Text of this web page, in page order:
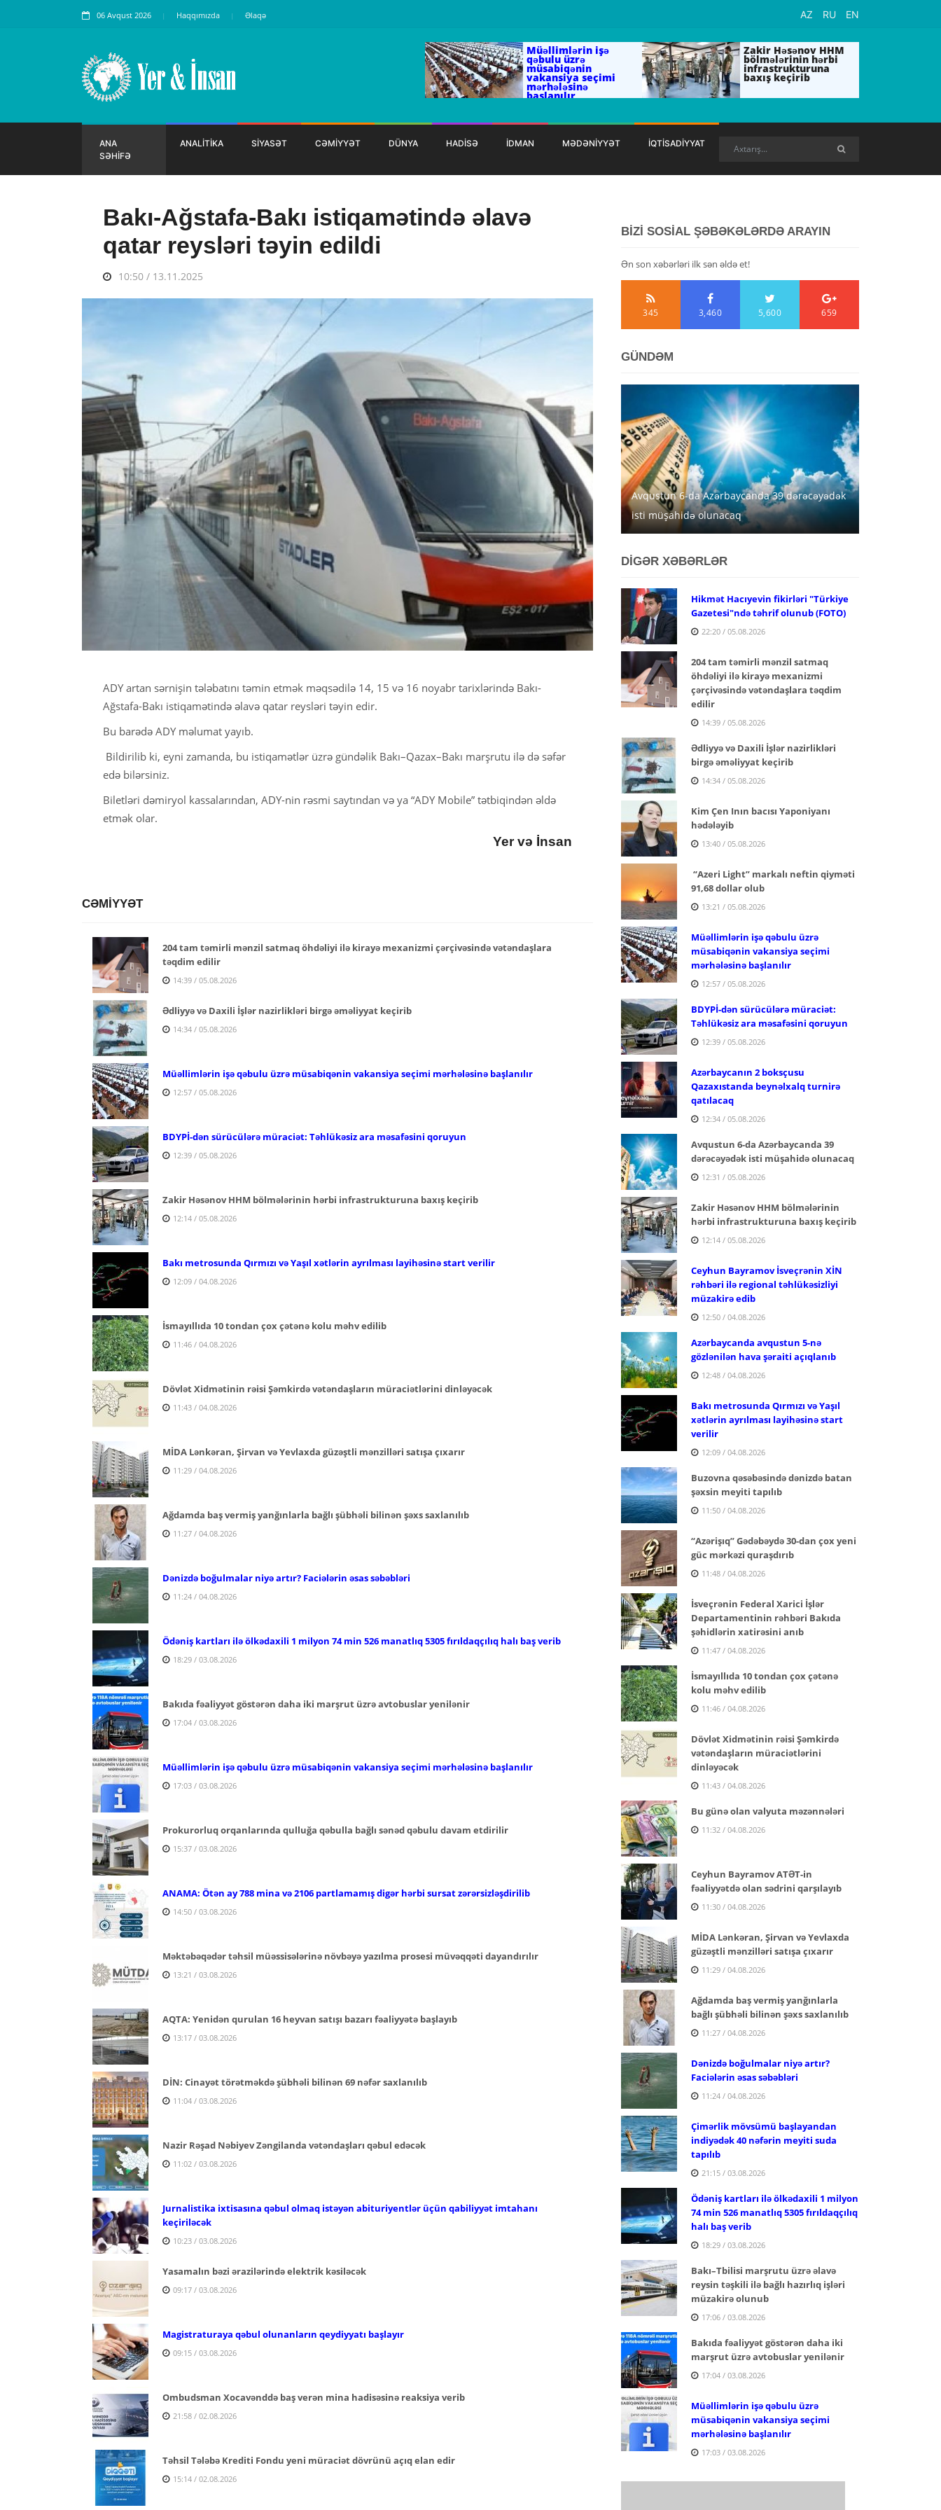
06 Avqust 2026 Haqqımızda Əlaqə AZ RU EN
Müəllimlərin işə
qəbulu üzrə
müsabiqənin
vakansiya seçimi
mərhələsinə
başlanılır
Zakir Həsənov HHM
bölmələrinin hərbi
infrastrukturuna
baxış keçirib
ANA
SƏHİFƏ
ANALİTİKA SİYASƏT CƏMİYYƏT DÜNYA HADİSƏ İDMAN MƏDƏNİYYƏT İQTİSADİYYAT
Bakı-Ağstafa-Bakı istiqamətində əlavə
qatar reysləri təyin edildi
10:50 / 13.11.2025
ADY artan sərnişin tələbatını təmin etmək məqsədilə 14, 15 və 16 noyabr tarixlərində Bakı-
Ağstafa-Bakı istiqamətində əlavə qatar reysləri təyin edir.
Bu barədə ADY məlumat yayıb.
Bildirilib ki, eyni zamanda, bu istiqamətlər üzrə gündəlik Bakı–Qazax–Bakı marşrutu ilə də səfər
edə bilərsiniz.
Biletləri dəmiryol kassalarından, ADY-nin rəsmi saytından və ya “ADY Mobile” tətbiqindən əldə
etmək olar.
Yer və İnsan
CƏMİYYƏT
204 tam təmirli mənzil satmaq öhdəliyi ilə kirayə mexanizmi çərçivəsində vətəndaşlara
təqdim edilir
14:39 / 05.08.2026
Ədliyyə və Daxili İşlər nazirlikləri birgə əməliyyat keçirib
14:34 / 05.08.2026
Müəllimlərin işə qəbulu üzrə müsabiqənin vakansiya seçimi mərhələsinə başlanılır
12:57 / 05.08.2026
BDYPİ-dən sürücülərə müraciət: Təhlükəsiz ara məsafəsini qoruyun
12:39 / 05.08.2026
Zakir Həsənov HHM bölmələrinin hərbi infrastrukturuna baxış keçirib
12:14 / 05.08.2026
Bakı metrosunda Qırmızı və Yaşıl xətlərin ayrılması layihəsinə start verilir
12:09 / 04.08.2026
İsmayıllıda 10 tondan çox çətənə kolu məhv edilib
11:46 / 04.08.2026
Dövlət Xidmətinin rəisi Şəmkirdə vətəndaşların müraciətlərini dinləyəcək
11:43 / 04.08.2026
MİDA Lənkəran, Şirvan və Yevlaxda güzəştli mənzilləri satışa çıxarır
11:29 / 04.08.2026
Ağdamda baş vermiş yanğınlarla bağlı şübhəli bilinən şəxs saxlanılıb
11:27 / 04.08.2026
Dənizdə boğulmalar niyə artır? Faciələrin əsas səbəbləri
11:24 / 04.08.2026
Ödəniş kartları ilə ölkədaxili 1 milyon 74 min 526 manatlıq 5305 fırıldaqçılıq halı baş verib
18:29 / 03.08.2026
Bakıda fəaliyyət göstərən daha iki marşrut üzrə avtobuslar yenilənir
17:04 / 03.08.2026
Müəllimlərin işə qəbulu üzrə müsabiqənin vakansiya seçimi mərhələsinə başlanılır
17:03 / 03.08.2026
Prokurorluq orqanlarında qulluğa qəbulla bağlı sənəd qəbulu davam etdirilir
15:37 / 03.08.2026
ANAMA: Ötən ay 788 mina və 2106 partlamamış digər hərbi sursat zərərsizləşdirilib
14:50 / 03.08.2026
Məktəbəqədər təhsil müəssisələrinə növbəyə yazılma prosesi müvəqqəti dayandırılır
13:21 / 03.08.2026
AQTA: Yenidən qurulan 16 heyvan satışı bazarı fəaliyyətə başlayıb
13:17 / 03.08.2026
DİN: Cinayət törətməkdə şübhəli bilinən 69 nəfər saxlanılıb
11:04 / 03.08.2026
Nazir Rəşad Nəbiyev Zəngilanda vətəndaşları qəbul edəcək
11:02 / 03.08.2026
Jurnalistika ixtisasına qəbul olmaq istəyən abituriyentlər üçün qabiliyyət imtahanı
keçiriləcək
10:23 / 03.08.2026
Yasamalın bəzi ərazilərində elektrik kəsiləcək
09:17 / 03.08.2026
Magistraturaya qəbul olunanların qeydiyyatı başlayır
09:15 / 03.08.2026
Ombudsman Xocavənddə baş verən mina hadisəsinə reaksiya verib
21:58 / 02.08.2026
Təhsil Tələbə Krediti Fondu yeni müraciət dövrünü açıq elan edir
15:14 / 02.08.2026
BİZİ SOSİAL ŞƏBƏKƏLƏRDƏ ARAYIN
Ən son xəbərləri ilk sən əldə et!
345 3,460 5,600 659
GÜNDƏM
Avqustun 6-da Azərbaycanda 39 dərəcəyədək
isti müşahidə olunacaq
DİGƏR XƏBƏRLƏR
Hikmət Hacıyevin fikirləri "Türkiye
Gazetesi"ndə təhrif olunub (FOTO)
22:20 / 05.08.2026
204 tam təmirli mənzil satmaq
öhdəliyi ilə kirayə mexanizmi
çərçivəsində vətəndaşlara təqdim
edilir
14:39 / 05.08.2026
Ədliyyə və Daxili İşlər nazirlikləri
birgə əməliyyat keçirib
14:34 / 05.08.2026
Kim Çen Inın bacısı Yaponiyanı
hədələyib
13:40 / 05.08.2026
“Azeri Light” markalı neftin qiyməti
91,68 dollar olub
13:21 / 05.08.2026
Müəllimlərin işə qəbulu üzrə
müsabiqənin vakansiya seçimi
mərhələsinə başlanılır
12:57 / 05.08.2026
BDYPİ-dən sürücülərə müraciət:
Təhlükəsiz ara məsafəsini qoruyun
12:39 / 05.08.2026
Azərbaycanın 2 boksçusu
Qazaxıstanda beynəlxalq turnirə
qatılacaq
12:34 / 05.08.2026
Avqustun 6-da Azərbaycanda 39
dərəcəyədək isti müşahidə olunacaq
12:31 / 05.08.2026
Zakir Həsənov HHM bölmələrinin
hərbi infrastrukturuna baxış keçirib
12:14 / 05.08.2026
Ceyhun Bayramov İsveçrənin XİN
rəhbəri ilə regional təhlükəsizliyi
müzakirə edib
12:50 / 04.08.2026
Azərbaycanda avqustun 5-nə
gözlənilən hava şəraiti açıqlanıb
12:48 / 04.08.2026
Bakı metrosunda Qırmızı və Yaşıl
xətlərin ayrılması layihəsinə start
verilir
12:09 / 04.08.2026
Buzovna qəsəbəsində dənizdə batan
şəxsin meyiti tapılıb
11:50 / 04.08.2026
“Azərişıq” Gədəbəydə 30-dan çox yeni
güc mərkəzi quraşdırıb
11:48 / 04.08.2026
İsveçrənin Federal Xarici İşlər
Departamentinin rəhbəri Bakıda
şəhidlərin xatirəsini anıb
11:47 / 04.08.2026
İsmayıllıda 10 tondan çox çətənə
kolu məhv edilib
11:46 / 04.08.2026
Dövlət Xidmətinin rəisi Şəmkirdə
vətəndaşların müraciətlərini
dinləyəcək
11:43 / 04.08.2026
Bu günə olan valyuta məzənnələri
11:32 / 04.08.2026
Ceyhun Bayramov ATƏT-in
fəaliyyətdə olan sədrini qarşılayıb
11:30 / 04.08.2026
MİDA Lənkəran, Şirvan və Yevlaxda
güzəştli mənzilləri satışa çıxarır
11:29 / 04.08.2026
Ağdamda baş vermiş yanğınlarla
bağlı şübhəli bilinən şəxs saxlanılıb
11:27 / 04.08.2026
Dənizdə boğulmalar niyə artır?
Faciələrin əsas səbəbləri
11:24 / 04.08.2026
Çimərlik mövsümü başlayandan
indiyədək 40 nəfərin meyiti suda
tapılıb
21:15 / 03.08.2026
Ödəniş kartları ilə ölkədaxili 1 milyon
74 min 526 manatlıq 5305 fırıldaqçılıq
halı baş verib
18:29 / 03.08.2026
Bakı–Tbilisi marşrutu üzrə əlavə
reysin təşkili ilə bağlı hazırlıq işləri
müzakirə olunub
17:06 / 03.08.2026
Bakıda fəaliyyət göstərən daha iki
marşrut üzrə avtobuslar yenilənir
17:04 / 03.08.2026
Müəllimlərin işə qəbulu üzrə
müsabiqənin vakansiya seçimi
mərhələsinə başlanılır
17:03 / 03.08.2026